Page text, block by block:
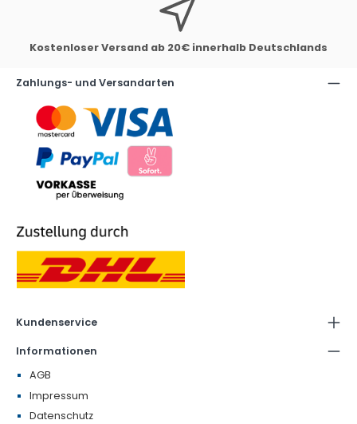
Kostenloser Versand ab 20€ innerhalb Deutschlands
Zahlungs- und Versandarten
Kundenservice
Informationen
AGB
Impressum
Datenschutz